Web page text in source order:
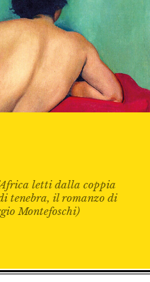
letti dalla coppia
tenebra, il romanzo di
Montefoschi)